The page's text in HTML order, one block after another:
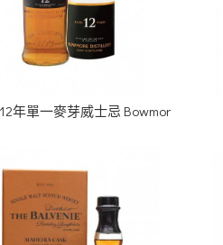
年單一麥芽威士忌 Bowmor